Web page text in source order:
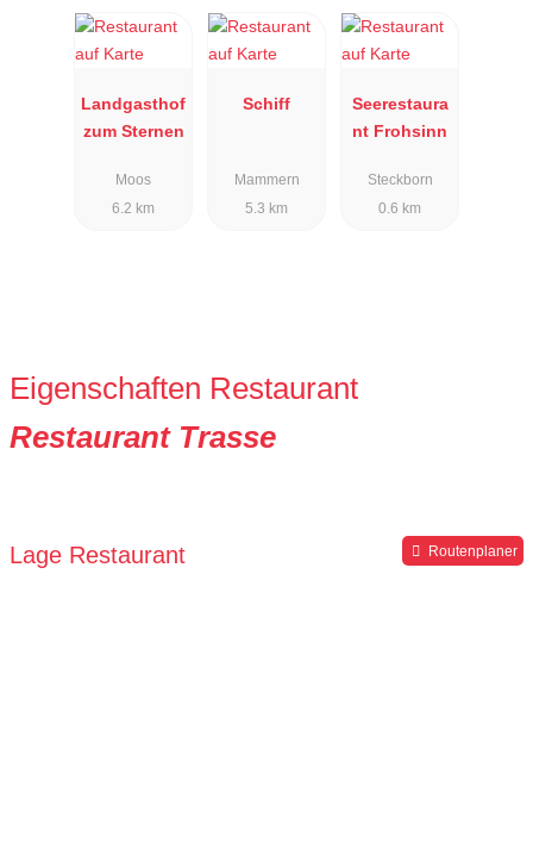
Landgasthof
zum Sternen
Moos
6.2 km
Schiff
Mammern
5.3 km
Seerestaura
nt Frohsinn
Steckborn
0.6 km
Eigenschaften Restaurant
Restaurant Trasse
Lage Restaurant Routenplaner